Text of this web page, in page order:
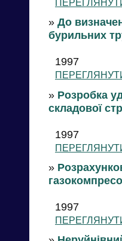
» До
бурильних
1997
» Розробка
складової
1997
»
1997